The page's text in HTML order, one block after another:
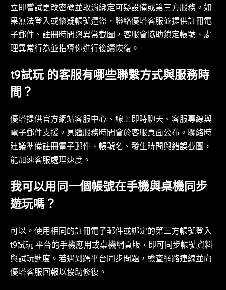
立即嘗試更改密碼並取消綁定可疑設備或第三方服務。如
果無法登入或懷疑帳號遭盜，聯絡優塔客服並提供註冊電
子郵件、註冊時間與異常截圖，客服會協助鎖定帳號、處
理異常行為並指導你進行後續恢復。
t9試玩 的客服有哪些聯繫方式與服務時
間？
優塔提供官方網站客服中心、線上即時聊天、客服專線與
電子郵件支援。具體服務時間會於客服頁面公布。聯絡時
建議準備註冊電子郵件、帳號名、發生時間與錯誤截圖，
能加速客服處理速度。
我可以用同一個帳號在手機與桌機同步
遊玩嗎？
可以。使用相同的註冊電子郵件或綁定的第三方帳號登入
t9試玩 平台的手機應用或桌機網頁版，即可同步帳號資料
與試玩進度。若遇到跨平台同步問題，檢查網路連線並向
優塔客服回報以協助修復。